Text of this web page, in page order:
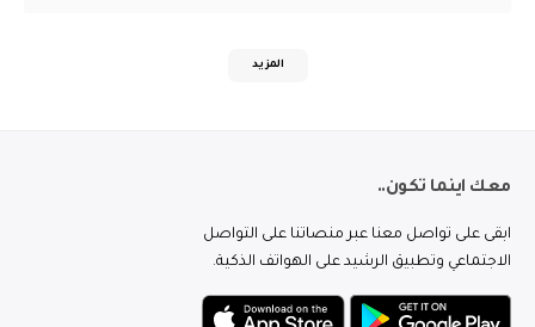
المزيد
معك اينما تكون..
ابقى على تواصل معنا عبر منصاتنا على التواصل
الاجتماعي وتطبيق الرشيد على الهواتف الذكية.